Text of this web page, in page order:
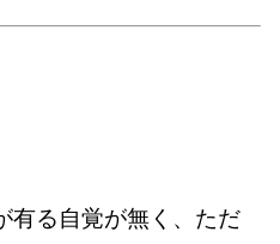
有る自覚が無く、ただ